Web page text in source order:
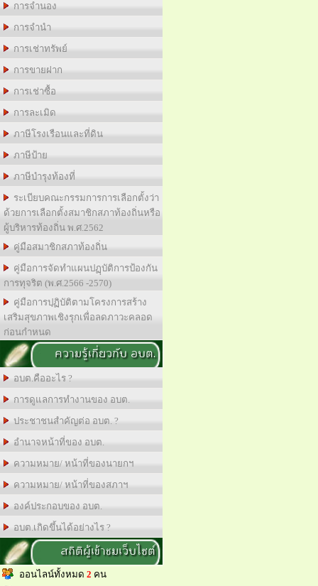
การจำนอง
การจำนำ
การเช่าทรัพย์
การขายฝาก
การเช่าซื้อ
การละเมิด
ภาษีโรงเรือนและที่ดิน
ภาษีป้าย
ภาษีบำรุงท้องที่
ระเบียบคณะกรรมการการเลือกตั้งว่า
ด้วยการเลือกตั้งสมาชิกสภาท้องถิ่นหรือ
ผู้บริหารท้องถิ่น พ.ศ.2562
คู่มือสมาชิกสภาท้องถิ่น
คู่มือการจัดทำแผนปฏฺบัติการป้องกัน
การทุจริต (พ.ศ.2566 -2570)
คู่มือการปฺฏิบัติตามโครงการสร้าง
เสริมสุขภาพเชิงรุกเพื่อลดภาวะคลอด
ก่อนกำหนด
ความรู้เกี่ยวกับ อบต.
อบต.คืออะไร ?
การดูแลการทำงานของ อบต.
ประชาชนสำคัญต่อ อบต. ?
อำนาจหน้าที่ของ อบต.
ความหมาย/ หน้าที่ของนายกฯ
ความหมาย/ หน้าที่ของสภาฯ
องค์ประกอบของ อบต.
อบต.เกิดขึ้นได้อย่างไร ?
สถิติผู้เข้าชมเว็บไซต์
ออนไลน์ทั้งหมด 2 คน